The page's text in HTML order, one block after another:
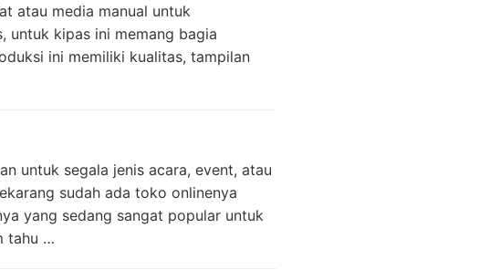
atau media manual untuk
untuk kipas ini memang bagia
ini memiliki kualitas, tampilan
untuk segala jenis acara, event, atau
sudah ada toko onlinenya
yang sedang sangat popular untuk
tahu …